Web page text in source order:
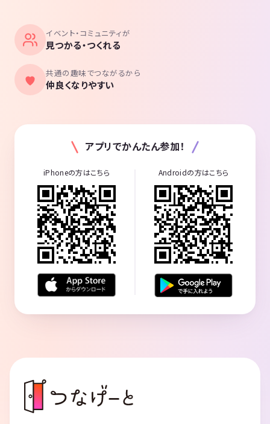
イベント・コミュニティが
見つかる・つくれる
共通の趣味でつながるから
仲良くなりやすい
アプリでかんたん参加！
iPhoneの方はこちら Androidの方はこちら